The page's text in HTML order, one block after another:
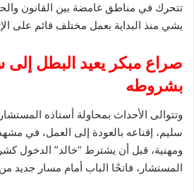
تتحرك في مناطق غامضة بين القانون
يشي منذ البداية بعمل مختلف قائم على
صراع مبكر يعيد البطل إلى
بشروطه
وتتوالى الأحداث بمحاولة أستاذه
سليم، إقناعه بالعودة إلى العمل، في مشهد
ومهنية، قبل أن يشترط “خالد” الدخول
المستشار، فاتحًا الباب أمام مسار جديد